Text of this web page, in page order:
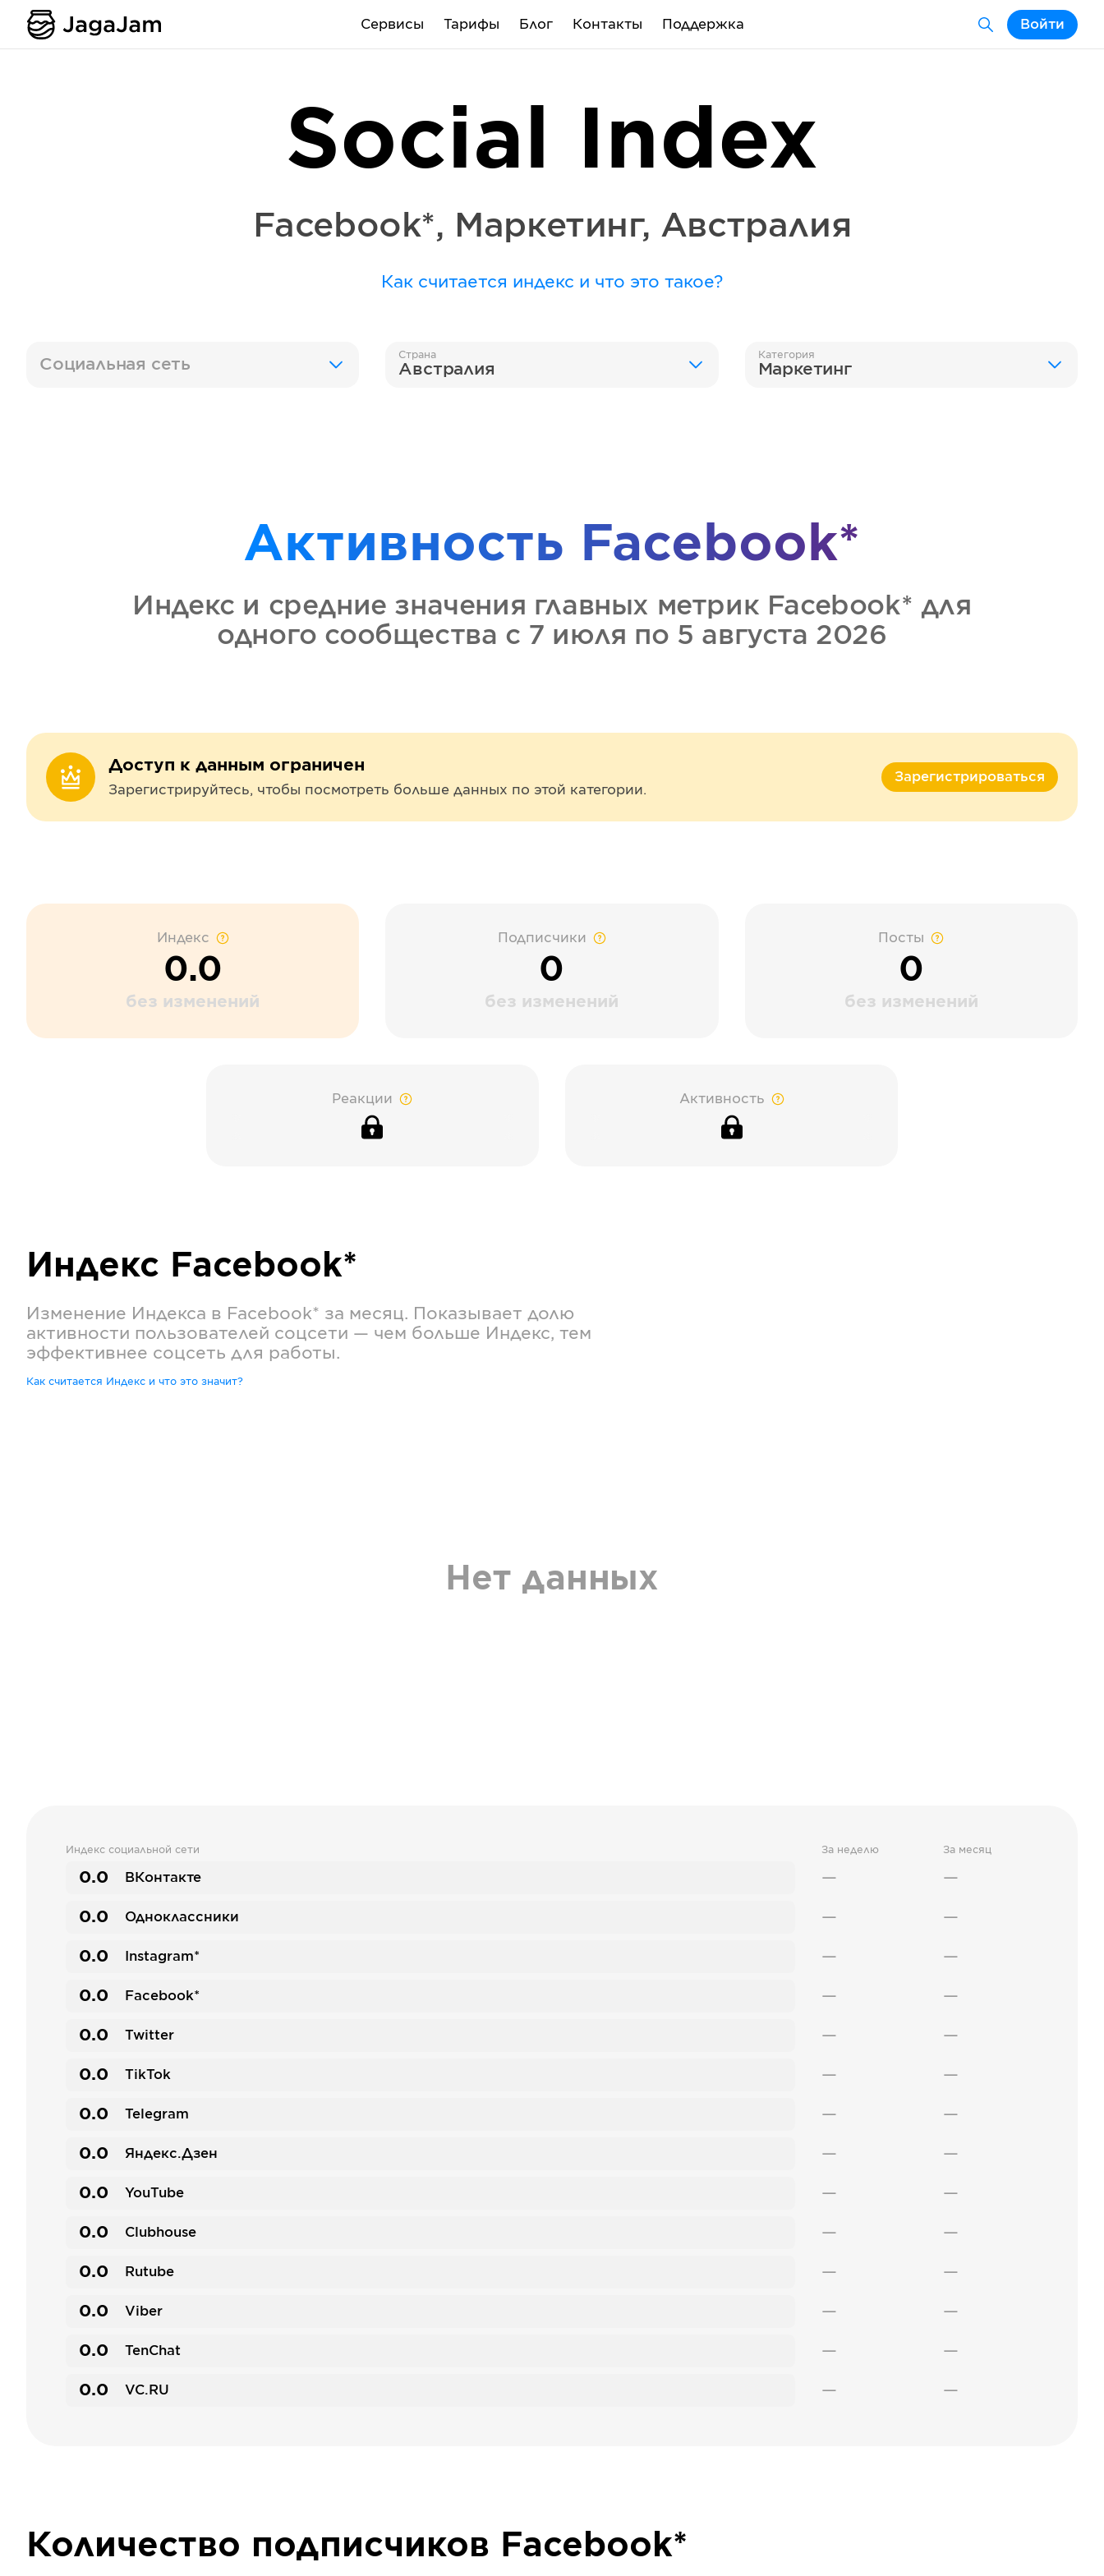
Сервисы Тарифы Блог Контакты Поддержка Войти
Social Index
Facebook*, Маркетинг, Австралия
Как считается индекс и что это такое?
Социальная сеть
Страна
Австралия
Категория
Маркетинг
Активность Facebook*
Индекс и средние значения главных метрик Facebook* для
одного сообщества с 7 июля по 5 августа 2026
Доступ к данным ограничен
Зарегистрируйтесь, чтобы посмотреть больше данных по этой категории.
Зарегистрироваться
Индекс
0.0
без изменений
Подписчики
0
без изменений
Посты
0
без изменений
Реакции Активность
Индекс Facebook*
Изменение Индекса в Facebook* за месяц. Показывает долю
активности пользователей соцсети — чем больше Индекс, тем
эффективнее соцсеть для работы.
Как считается Индекс и что это значит?
Нет данных
Индекс социальной сети За неделю За месяц
0.0 ВКонтакте — —
0.0 Одноклассники — —
0.0 Instagram* — —
0.0 Facebook* — —
0.0 Twitter — —
0.0 TikTok — —
0.0 Telegram — —
0.0 Яндекс.Дзен — —
0.0 YouTube — —
0.0 Clubhouse — —
0.0 Rutube — —
0.0 Viber — —
0.0 TenChat — —
0.0 VC.RU — —
Количество подписчиков Facebook*